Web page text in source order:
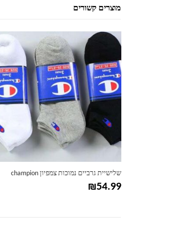
מוצרים קשורים
נעלי קרוקס יוניסקס – דגם רשת
מידע נוסף